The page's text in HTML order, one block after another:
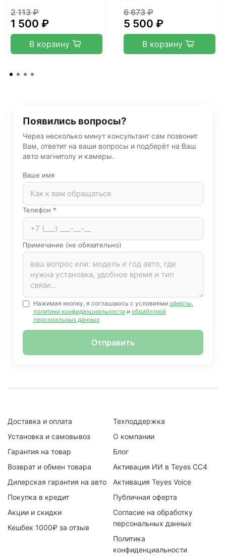
2 113 ₽
1 500 ₽
В корзину
6 673 ₽
5 500 ₽
В корзину
Появились вопросы?
Через несколько минут консультант сам позвонит
Вам, ответит на ваши вопросы и подберёт на Ваш
авто магнитолу и камеры.
Ваше имя
Телефон *
Примечание (не обязательно)
Нажимая кнопку, я соглашаюсь с условиями оферты
политики конфиденциальности и обработкой
персональных данных
Отправить
Доставка и оплата
Установка и самовывоз
Гарантия на товар
Возврат и обмен товара
Дилерская гарантия на авто
Покупка в кредит
Акции и скидки
Кешбек 1000₽ за отзыв
Техподдержка
О компании
Блог
Активация ИИ в Teyes CC4
Активация Teyes Voice
Публичная оферта
Согласие на обработку
персональных данных
Политика
конфиденциальности